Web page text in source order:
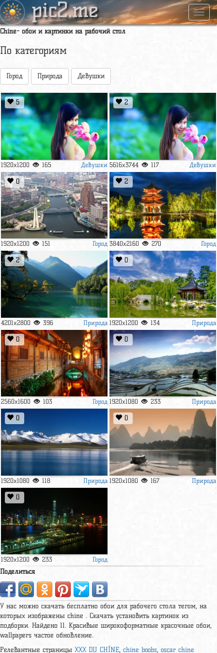
pic2.me
Chine- обои и картинки на рабочий стол
По категориям
Город Природа Девушки
5
1920x1200 165 Девушки
2
5616x3744 117 Девушки
0
1920x1200 151 Город
2
3840x2160 270 Город
2
4201x2800 396 Природа
0
1920x1200 134 Природа
0
2560x1600 103 Город
0
1920x1080 233 Природа
0
1920x1080 118 Природа
0
1920x1080 167 Природа
0
1920x1200 233 Город
Поделиться
У нас можно скачать бесплатно обои для рабочего стола тегом, на
которых изображены chine . Скачать установить картинок из
подборки. Найдено 11. Красивые широкоформатные красочные обои,
wallpapers частое обновление.
Релевантные страницы XXX DU CHÎNE, chine boobs, oscar chine